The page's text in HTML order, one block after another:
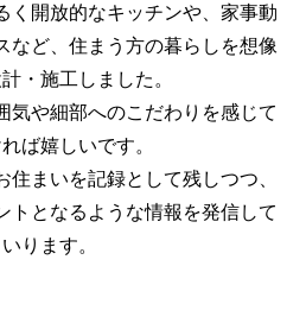
く開放的なキッチンや、家事動
など、住まう方の暮らしを想像
・施工しました。
気や細部へのこだわりを感じて
ば嬉しいです。
住まいを記録として残しつつ、
トとなるような情報を発信して
いります。